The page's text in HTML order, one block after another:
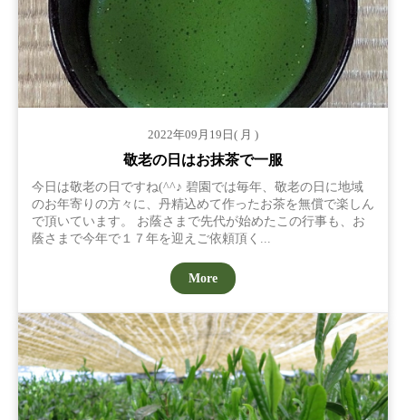
2022年09月19日( 月 )
敬老の日はお抹茶で一服
今日は敬老の日ですね(^^♪ 碧園では毎年、敬老の日に地域
のお年寄りの方々に、丹精込めて作ったお茶を無償で楽しん
で頂いています。 お蔭さまで先代が始めたこの行事も、お
蔭さまで今年で１７年を迎えご依頼頂く...
More